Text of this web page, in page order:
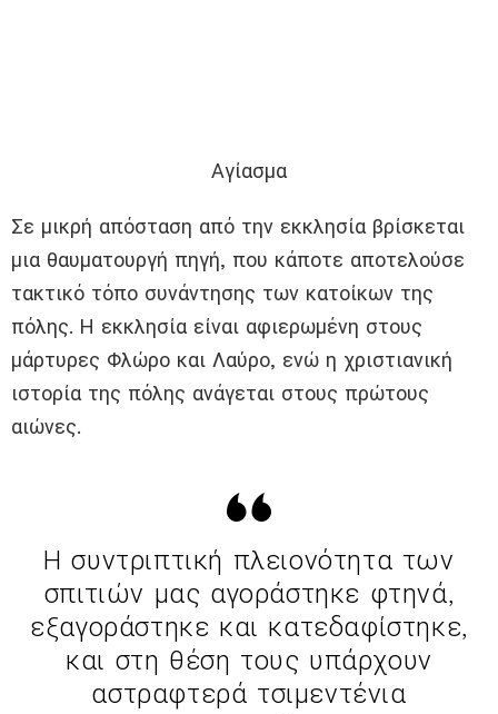
Αγίασμα
Σε μικρή απόσταση από την εκκλησία βρίσκεται
μια θαυματουργή πηγή, που κάποτε αποτελούσε
τακτικό τόπο συνάντησης των κατοίκων της
πόλης. Η εκκλησία είναι αφιερωμένη στους
μάρτυρες Φλώρο και Λαύρο, ενώ η χριστιανική
ιστορία της πόλης ανάγεται στους πρώτους
αιώνες.
Η συντριπτική πλειονότητα των
σπιτιών μας αγοράστηκε φτηνά,
εξαγοράστηκε και κατεδαφίστηκε,
και στη θέση τους υπάρχουν
αστραφτερά τσιμεντένια